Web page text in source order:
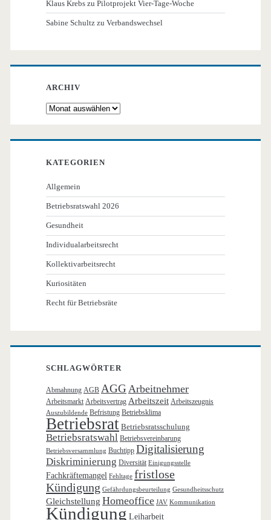
Klaus Krebs zuPilotprojekt Vier-Tage-Woche
Sabine Schultz zuVerbandswechsel
ARCHIV
Archiv
KATEGORIEN
Allgemein
Betriebsratswahl 2026
Gesundheit
Individualarbeitsrecht
Kollektivarbeitsrecht
Kuriositäten
Recht für Betriebsräte
SCHLAGWÖRTER
Abmahnung AGB AGG Arbeitnehmer
Arbeitsmarkt Arbeitsvertrag Arbeitszeit Arbeitszeugnis
Auszubildende Befristung Betriebsklima
Betriebsrat Betriebsratsschulung
Betriebsratswahl Betriebsvereinbarung
Betriebsversammlung Buchtipp Digitalisierung
Diskriminierung Diversität Einigungsstelle
Fachkräftemangel Fehltage fristlose
Kündigung Gefährdungsbeurteilung Gesundheitsschutz
Gleichstellung Homeoffice JAV Kommunikation
Kündigung Leiharbeit